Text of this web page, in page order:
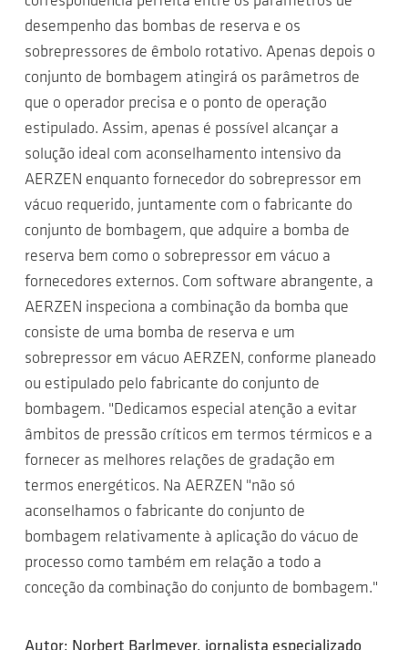
desempenho das bombas de reserva e os
sobrepressores de êmbolo rotativo. Apenas depois o
conjunto de bombagem atingirá os parâmetros de
que o operador precisa e o ponto de operação
estipulado. Assim, apenas é possível alcançar a
solução ideal com aconselhamento intensivo da
AERZEN enquanto fornecedor do sobrepressor em
vácuo requerido, juntamente com o fabricante do
conjunto de bombagem, que adquire a bomba de
reserva bem como o sobrepressor em vácuo a
fornecedores externos. Com software abrangente, a
AERZEN inspeciona a combinação da bomba que
consiste de uma bomba de reserva e um
sobrepressor em vácuo AERZEN, conforme planeado
ou estipulado pelo fabricante do conjunto de
bombagem. "Dedicamos especial atenção a evitar
âmbitos de pressão críticos em termos térmicos e a
fornecer as melhores relações de gradação em
termos energéticos. Na AERZEN "não só
aconselhamos o fabricante do conjunto de
bombagem relativamente à aplicação do vácuo de
processo como também em relação a todo a
conceção da combinação do conjunto de bombagem."